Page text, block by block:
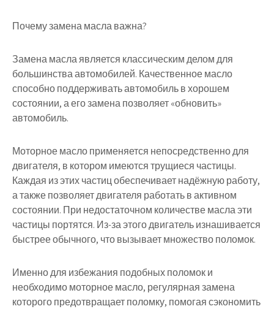
Почему замена масла важна?
Замена масла является классическим делом для
большинства автомобилей. Качественное масло
способно поддерживать автомобиль в хорошем
состоянии, а его замена позволяет «обновить»
автомобиль.
Моторное масло применяется непосредственно для
двигателя, в котором имеются трущиеся частицы.
Каждая из этих частиц обеспечивает надёжную работу,
а также позволяет двигателя работать в активном
состоянии. При недостаточном количестве масла эти
частицы портятся. Из-за этого двигатель изнашивается
быстрее обычного, что вызывает множество поломок.
Именно для избежания подобных поломок и
необходимо моторное масло, регулярная замена
которого предотвращает поломку, помогая сэкономить